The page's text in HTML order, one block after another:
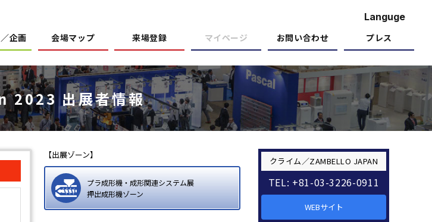
Languge
企画 会場マップ 来場登録 マイページ お問い合わせ プレス
2023 出展者情報
【出展ゾーン】
プラ成形機・成形関連システム展
押出成形機ゾーン
クライム／ZAMBELLO JAPAN
TEL: +81-03-3226-0911
WEBサイト